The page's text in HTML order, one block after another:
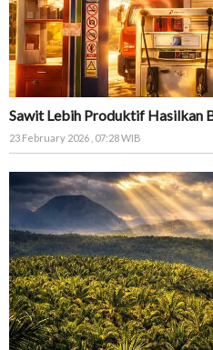
Sawit Lebih Produktif Hasilkan
23 February 2026 , 07:28 WIB